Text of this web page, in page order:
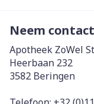
Neem
Apotheek ZoWel
Heerbaan 232
3582 Beringen